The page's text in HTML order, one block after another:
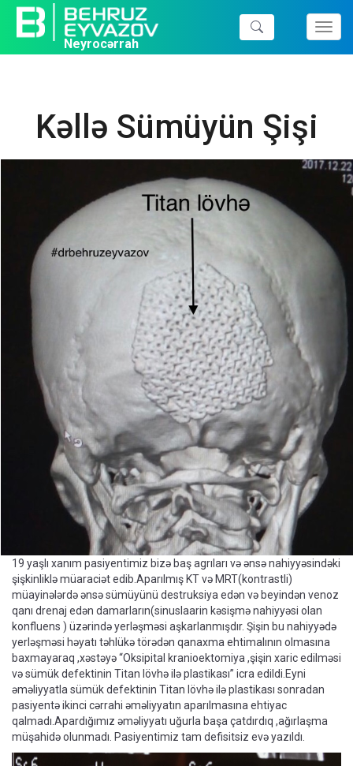
Neyrocərrah
Kəllə Sümüyün Şişi
19 yaşlı xanım pasiyentimiz bizə baş agrıları və ənsə nahiyyəsindəki
şişkinliklə müaraciət edib.Aparılmış KT və MRT(kontrastli)
müayinələrdə ənsə sümüyünü destruksiya edən və beyindən venoz
qanı drenaj edən damarların(sinuslaarin kəsişmə nahiyyəsi olan
konfluens ) üzərində yerləşməsi aşkarlanmışdır. Şişin bu nahiyyədə
yerləşməsi həyatı təhlükə törədən qanaxma ehtimalının olmasına
baxmayaraq ,xəstəyə “Oksipital kranioektomiya ,şişin xaric edilməsi
və sümük defektinin Titan lövhə ilə plastikası” icra edildi.Eyni
əməliyyatla sümük defektinin Titan lövhə ilə plastikası sonradan
pasiyentə ikinci cərrahi əməliyyatın aparılmasına ehtiyac
qalmadı.Apardığımız əməliyyatı uğurla başa çatdırdıq ,ağırlaşma
müşahidə olunmadı. Pasiyentimiz tam defisitsiz evə yazıldı.